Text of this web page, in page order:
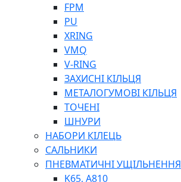
ШЛАНГИ, ТРУБКИ
ШПРИЦИ МАСТИЛЬНІ
ТОСОЛ, АНТИФРИЗ
ОЛИВА-ПАЛИВО
ПОВІТРЯ-ВОДА
FPM
PU
XRING
VMQ
V-RING
ЗАХИСНІ КІЛЬЦЯ
МЕТАЛОГУМОВІ КІЛЬЦЯ
ТОЧЕНІ
ШНУРИ
НАБОРИ КІЛЕЦЬ
САЛЬНИКИ
ПНЕВМАТИЧНІ УЩІЛЬНЕННЯ
K65, A810